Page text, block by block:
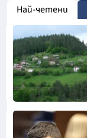
Най-четени